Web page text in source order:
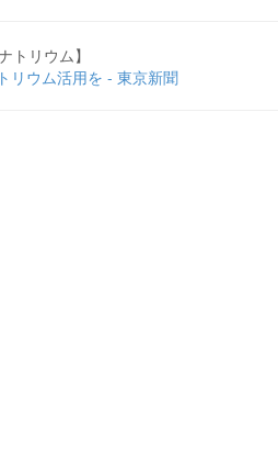
トリウム】
リウム活用を - 東京新聞